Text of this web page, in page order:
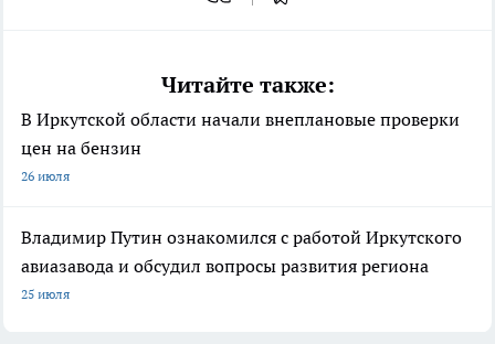
Читайте также:
В Иркутской области начали внеплановые проверки
цен на бензин
26 июля
Владимир Путин ознакомился с работой Иркутского
авиазавода и обсудил вопросы развития региона
25 июля